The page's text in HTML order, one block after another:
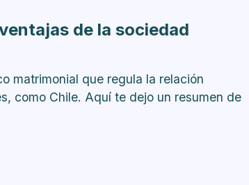
de la sociedad
matrimonial que regula la relación
como Chile. Aquí te dejo un resumen de